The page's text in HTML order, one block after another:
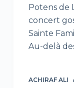
Potens de
concert
Sainte
Au-delà
ACHIRAF ALI